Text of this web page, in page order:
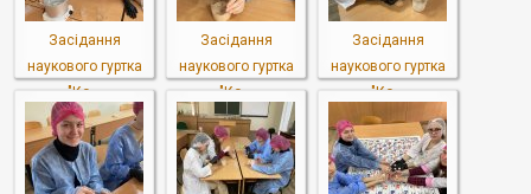
Засідання
наукового гуртка
"Ко...
Засідання
наукового гуртка
"Ко...
Засідання
наукового гуртка
"Ко...